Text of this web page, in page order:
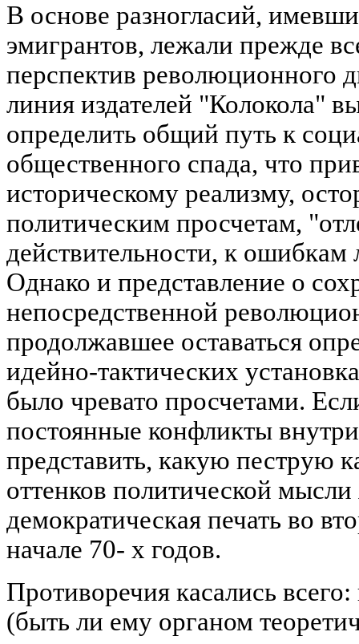
В основе разногласий,
эмигрантов, лежали прежде
перспектив революционного
линия издателей "Колокола"
определить общий путь к
общественного спада, что
историческому реализму,
политическим просчетам,
действительности, к ошибкам
Однако и представление о
непосредственной
продолжавшее оставаться
идейно-тактических
было чревато просчетами.
постоянные конфликты
представить, какую пеструю
оттенков политической
демократическая печать во
начале 70- х годов.
Противоречия касались
(быть ли ему органом